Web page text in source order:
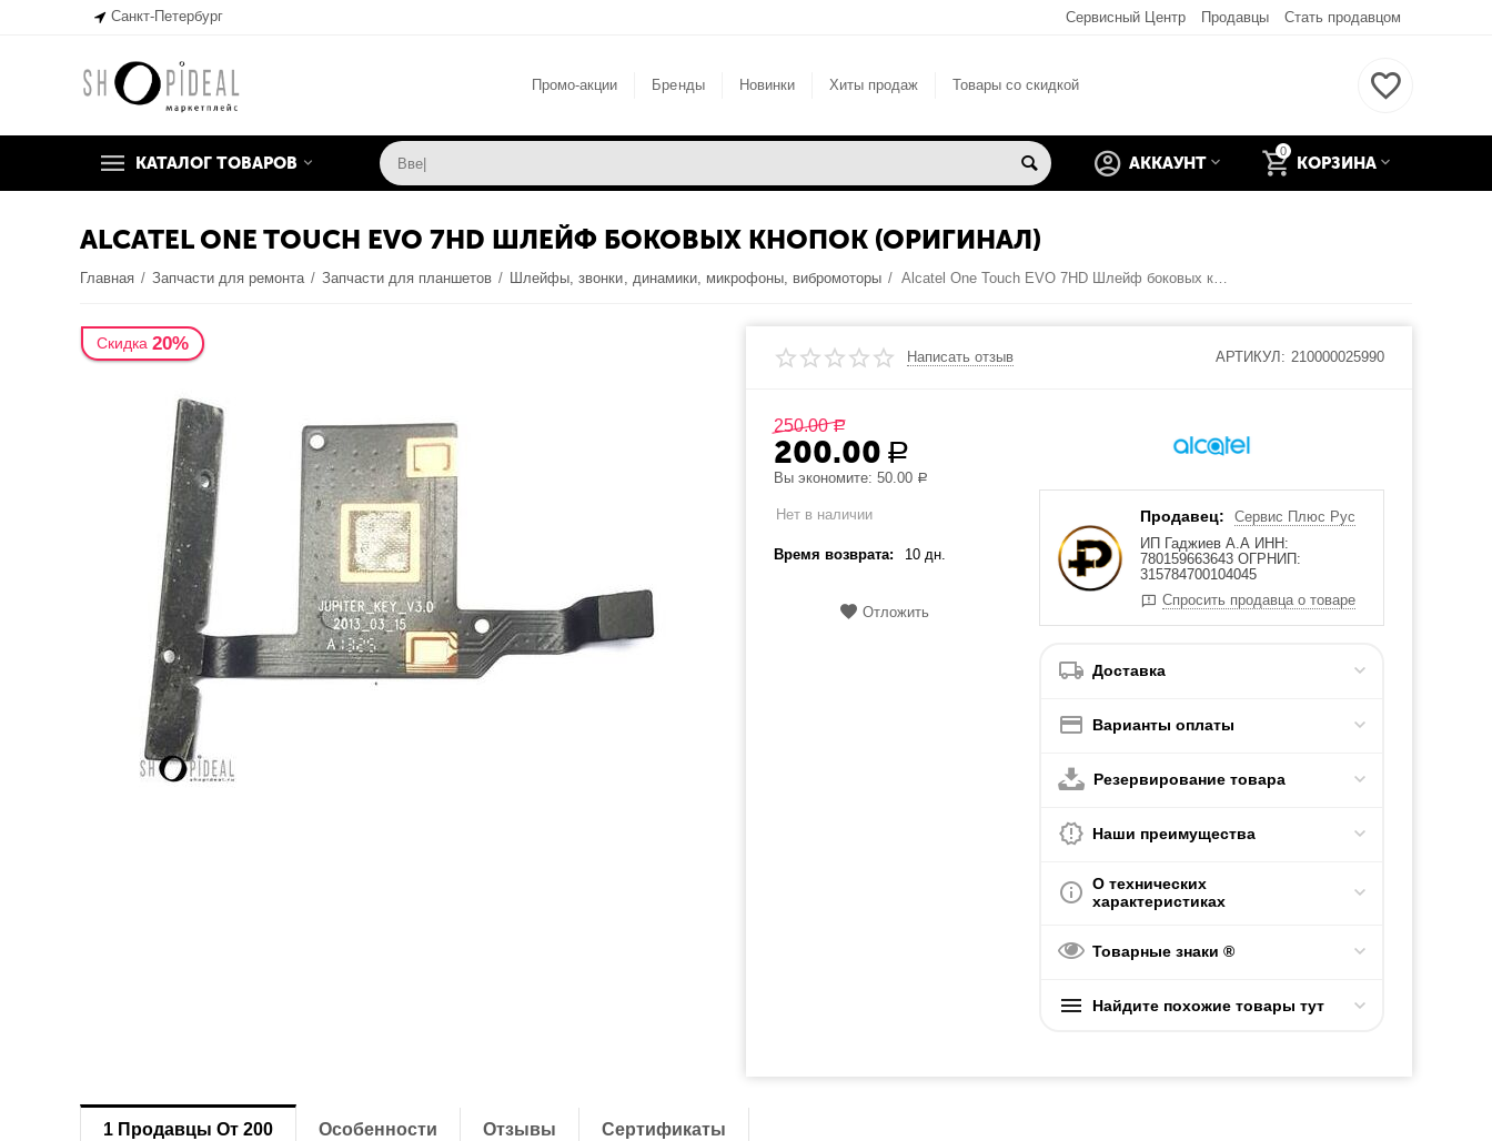
Санкт-Петербург Сервисный Центр Продавцы Стать продавцом
Промо-акции Бренды Новинки Хиты продаж Товары со скидкой
КАТАЛОГ ТОВАРОВ
0
КОРЗИНА
АККАУНТ
ALCATEL ONE TOUCH EVO 7HD ШЛЕЙФ БОКОВЫХ КНОПОК (ОРИГИНАЛ)
Главная / Запчасти для ремонта / Запчасти для планшетов / Шлейфы, звонки, динамики, микрофоны, вибромоторы / Alcatel One Touch EVO 7HD Шлейф боковых кнопок (оригинал)
Скидка 20%
Написать отзыв АРТИКУЛ: 210000025990
250.00 Р
200.00 Р
Вы экономите:50.00 Р
Нет в наличии
Время возврата: 10 дн.
Отложить
Продавец:
Сервис Плюс Рус
ИП Гаджиев А.А ИНН:
780159663643 ОГРНИП:
315784700104045
Спросить продавца о товаре
Доставка
Варианты оплаты
Резервирование товара
Наши преимущества
О технических
характеристиках
Товарные знаки ®
Найдите похожие товары тут
1 Продавцы От 200 Особенности Отзывы Сертификаты